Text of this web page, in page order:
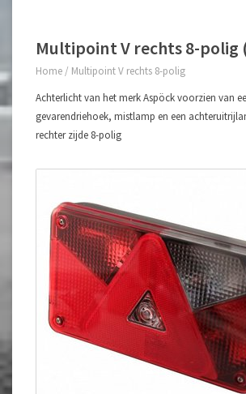
Multipoint V rechts 8-polig
Home / Multipoint V rechts 8-polig
Achterlicht van het merk Aspöck voorzien van
gevarendriehoek, mistlamp en een
rechter zijde 8-polig